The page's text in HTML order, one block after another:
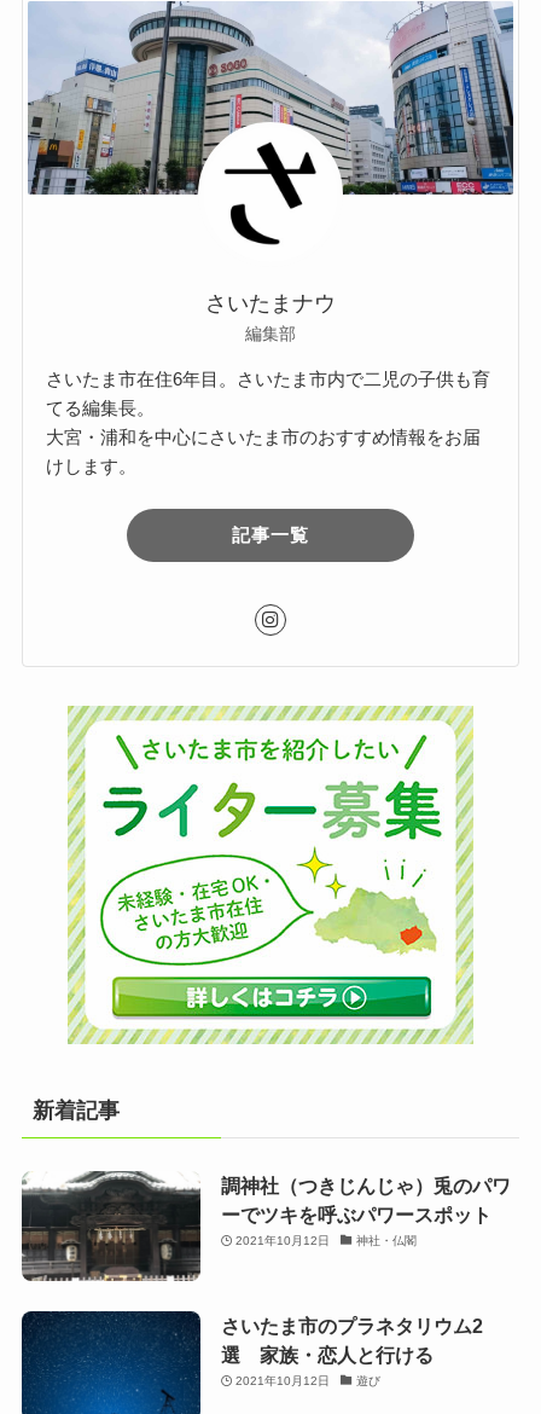
さいたまナウ
編集部
さいたま市在住6年目。さいたま市内で二児の子供も育
てる編集長。
大宮・浦和を中心にさいたま市のおすすめ情報をお届
けします。
記事一覧
新着記事
調神社（つきじんじゃ）兎のパワ
ーでツキを呼ぶパワースポット
2021年10月12日 神社・仏閣
さいたま市のプラネタリウム2
選 家族・恋人と行ける
2021年10月12日 遊び